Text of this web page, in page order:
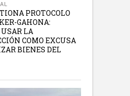
PROTOCOLO
GAHONA:
LA
COMO EXCUSA
BIENES DEL